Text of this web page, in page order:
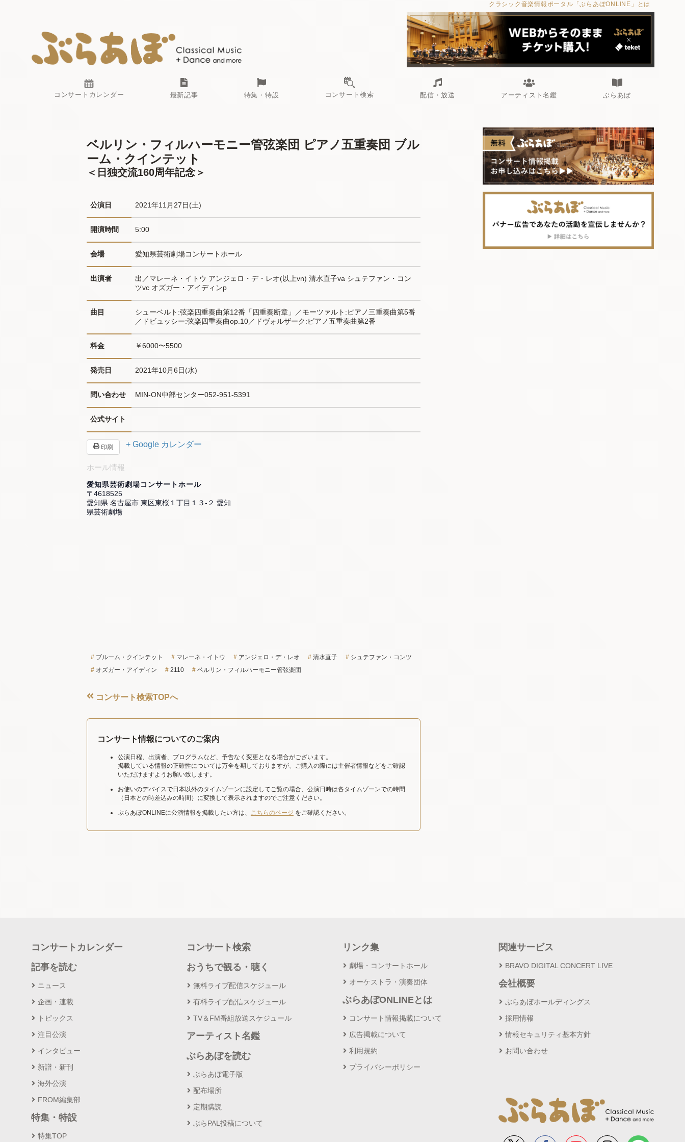
クラシック音楽情報ポータル「ぶらあぼONLINE」とは
コンサートカレンダー 最新記事 特集・特設 コンサート検索 配信・放送 アーティスト名鑑 ぶらあぼ
ベルリン・フィルハーモニー管弦楽団 ピアノ五重奏団 ブル
ーム・クインテット
＜日独交流160周年記念＞
公演日 2021年11月27日(土)
開演時間 5:00
会場 愛知県芸術劇場コンサートホール
出演者
出／マレーネ・イトウ アンジェロ・デ・レオ(以上vn) 清水直子va シュテファン・コン
ツvc オズガー・アイディンp
曲目
シューベルト:弦楽四重奏曲第12番「四重奏断章」／モーツァルト:ピアノ三重奏曲第5番
／ドビュッシー:弦楽四重奏曲op.10／ドヴォルザーク:ピアノ五重奏曲第2番
料金 ￥6000〜5500
発売日 2021年10月6日(水)
問い合わせ MIN-ON中部センター052-951-5391
公式サイト
印刷 + Google カレンダー
ホール情報
愛知県芸術劇場コンサートホール
〒4618525
愛知県 名古屋市 東区東桜１丁目１３-２ 愛知
県芸術劇場
ブルーム・クインテット マレーネ・イトウ アンジェロ・デ・レオ 清水直子
シュテファン・コンツ
オズガー・アイディン
2110 ベルリン・フィルハーモニー管弦楽団
コンサート検索TOPへ
コンサート情報についてのご案内
公演日程、出演者、プログラムなど、予告なく変更となる場合がございます。
掲載している情報の正確性については万全を期しておりますが、ご購入の際には主催者情報などをご確認
いただけますようお願い致します。
お使いのデバイスで日本以外のタイムゾーンに設定してご覧の場合、公演日時は各タイムゾーンでの時間
（日本との時差込みの時間）に変換して表示されますのでご注意ください。
ぶらあぼONLINEに公演情報を掲載したい方は、 こちらのページ をご確認ください。
コンサートカレンダー
記事を読む
ニュース
企画・連載
トピックス
注目公演
インタビュー
新譜・新刊
海外公演
FROM編集部
特集・特設
特集TOP
コンサート検索
おうちで観る・聴く
無料ライブ配信スケジュール
有料ライブ配信スケジュール
TV＆FM番組放送スケジュール
アーティスト名鑑
ぶらあぼを読む
ぶらあぼ電子版
配布場所
定期購読
ぶらPAL投稿について
リンク集
劇場・コンサートホール
オーケストラ・演奏団体
ぶらあぼONLINEとは
コンサート情報掲載について
広告掲載について
利用規約
プライバシーポリシー
関連サービス
BRAVO DIGITAL CONCERT LIVE
会社概要
ぶらあぼホールディングス
採用情報
情報セキュリティ基本方針
お問い合わせ